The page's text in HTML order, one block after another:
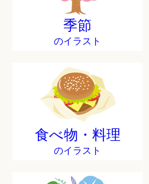
季節
のイラスト
食べ物・料理
のイラスト